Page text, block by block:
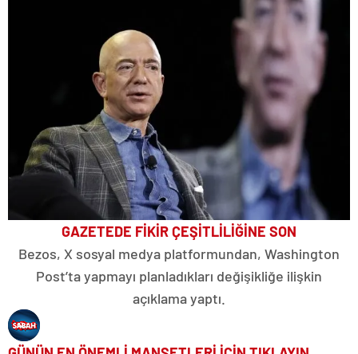
GAZETEDE FİKİR ÇEŞİTLİLİĞİNE SON
Bezos, X sosyal medya platformundan, Washington
Post’ta yapmayı planladıkları değişikliğe ilişkin
açıklama yaptı.